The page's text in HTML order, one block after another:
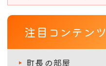
注目コンテンツ
町長の部屋